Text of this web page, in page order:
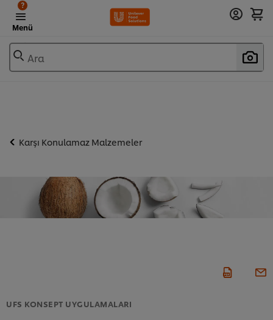
Menü
?
Ara
Karşı Konulamaz Malzemeler
UFS KONSEPT UYGULAMALARI